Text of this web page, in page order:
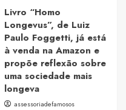
Livro “Homo
Longevus”, de Luiz
Paulo Foggetti, já está
à venda na Amazon e
propõe reflexão sobre
uma sociedade mais
longeva
assessoriadefamosos